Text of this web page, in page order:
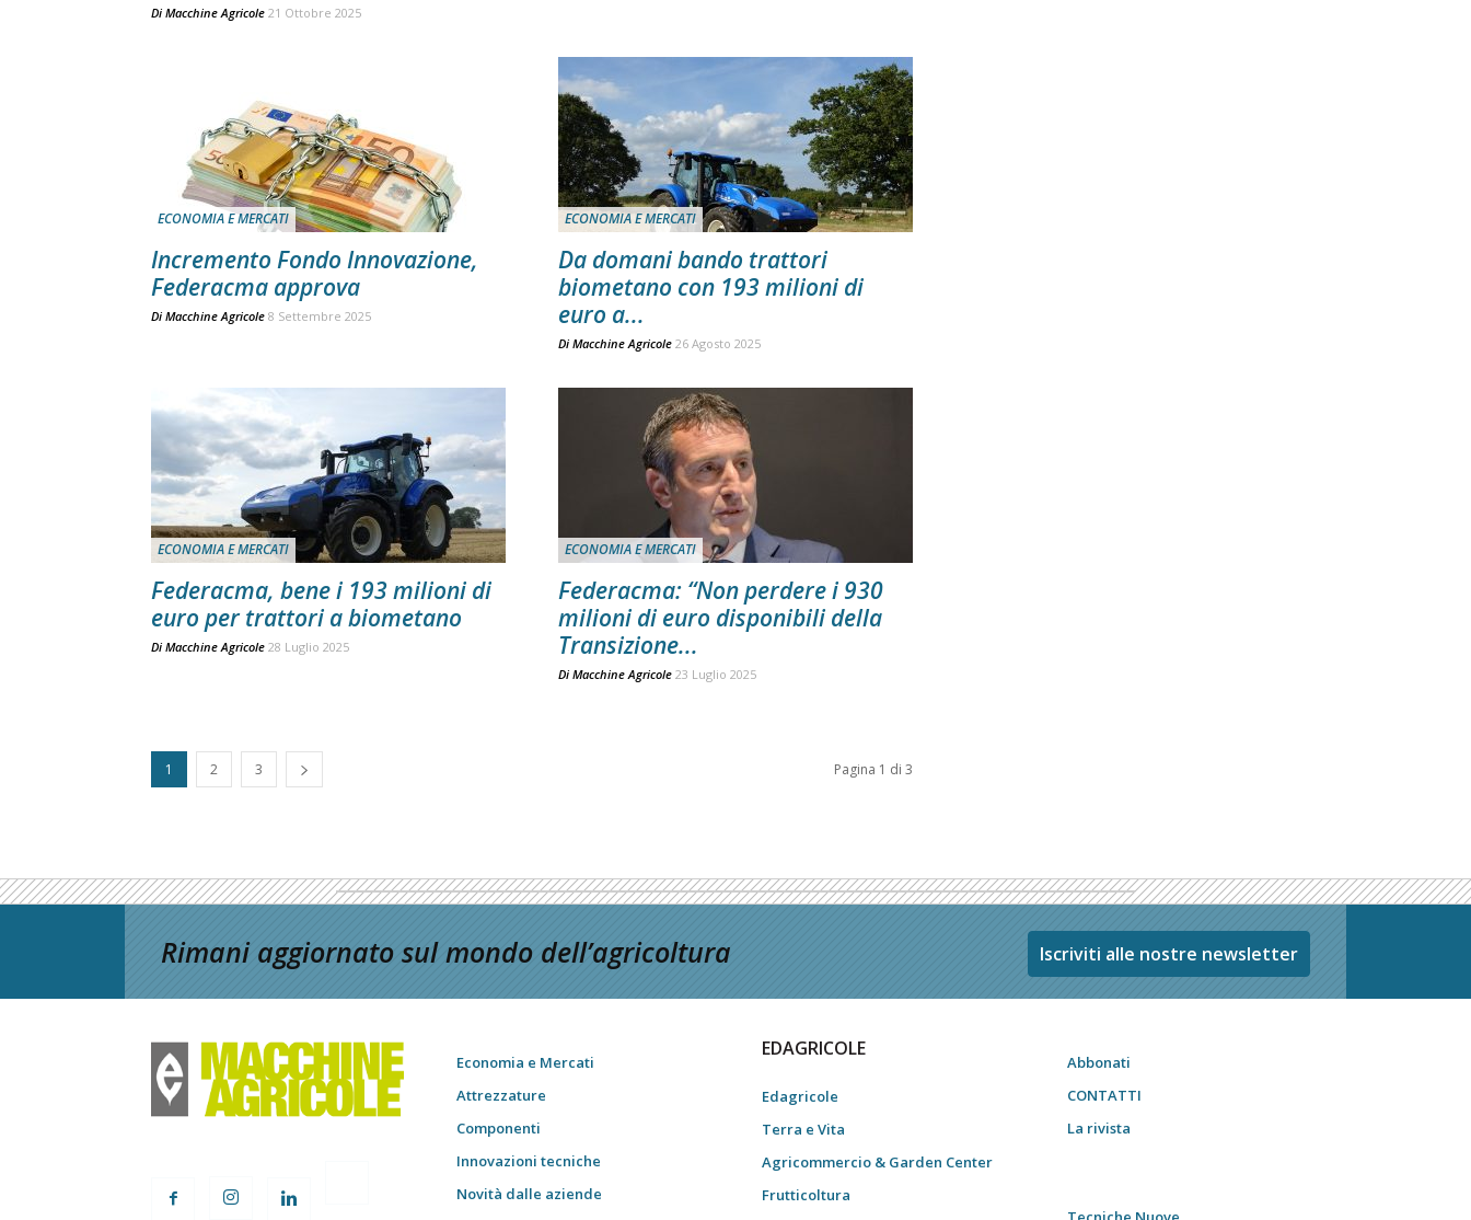
Di Macchine Agricole 21 Ottobre 2025
ECONOMIA E MERCATI
Incremento Fondo Innovazione,
Federacma approva
Di Macchine Agricole 8 Settembre 2025
ECONOMIA E MERCATI
Da domani bando trattori
biometano con 193 milioni di
euro a...
Di Macchine Agricole 26 Agosto 2025
ECONOMIA E MERCATI
Federacma, bene i 193 milioni di
euro per trattori a biometano
Di Macchine Agricole 28 Luglio 2025
ECONOMIA E MERCATI
Federacma: “Non perdere i 930
milioni di euro disponibili della
Transizione...
Di Macchine Agricole 23 Luglio 2025
1 2 3 Pagina 1 di 3
Rimani aggiornato sul mondo dell’agricoltura Iscriviti alle nostre newsletter
Economia e Mercati
Attrezzature
Componenti
Innovazioni tecniche
Novità dalle aziende
EDAGRICOLE
Edagricole
Terra e Vita
Agricommercio & Garden Center
Frutticoltura
Abbonati
CONTATTI
La rivista